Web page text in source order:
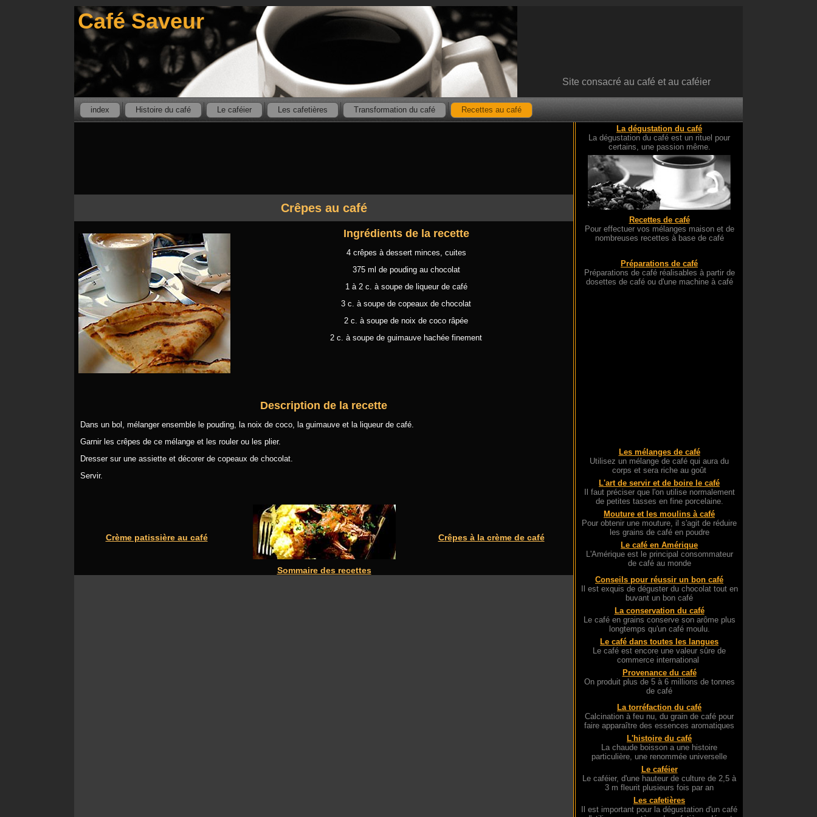
Café Saveur
Site consacré au café et au caféier
index Histoire du café Le caféier Les cafetières Transformation du café Recettes au café
Crêpes au café
Ingrédients de la recette
4 crêpes à dessert minces, cuites
375 ml de pouding au chocolat
1 à 2 c. à soupe de liqueur de café
3 c. à soupe de copeaux de chocolat
2 c. à soupe de noix de coco râpée
2 c. à soupe de guimauve hachée finement
Description de la recette
Dans un bol, mélanger ensemble le pouding, la noix de coco, la guimauve et la liqueur de café.
Garnir les crêpes de ce mélange et les rouler ou les plier.
Dresser sur une assiette et décorer de copeaux de chocolat.
Servir.
Crème patissière au café
Sommaire des recettes
Crêpes à la crème de café
La dégustation du café
La dégustation du café est un rituel pour
certains, une passion même.
Recettes de café
Pour effectuer vos mélanges maison et de
nombreuses recettes à base de café
Préparations de café
Préparations de café réalisables à partir de
dosettes de café ou d'une machine à café
Les mélanges de café
Utilisez un mélange de café qui aura du
corps et sera riche au goût
L'art de servir et de boire le café
Il faut préciser que l'on utilise normalement
de petites tasses en fine porcelaine.
Mouture et les moulins à café
Pour obtenir une mouture, il s'agit de réduire
les grains de café en poudre
Le café en Amérique
L'Amérique est le principal consommateur
de café au monde
Conseils pour réussir un bon café
Il est exquis de déguster du chocolat tout en
buvant un bon café
La conservation du café
Le café en grains conserve son arôme plus
longtemps qu'un café moulu.
Le café dans toutes les langues
Le café est encore une valeur sûre de
commerce international
Provenance du café
On produit plus de 5 à 6 millions de tonnes
de café
La torréfaction du café
Calcination à feu nu, du grain de café pour
faire apparaître des essences aromatiques
L'histoire du café
La chaude boisson a une histoire
particulière, une renommée universelle
Le caféier
Le caféier, d'une hauteur de culture de 2,5 à
3 m fleurit plusieurs fois par an
Les cafetières
Il est important pour la dégustation d'un café